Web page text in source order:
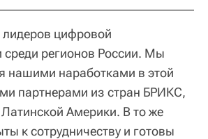
лидеров цифровой
регионов России. Мы
нашими наработками в этой
партнерами из стран БРИКС,
Америки. В то же
к сотрудничеству и готовы